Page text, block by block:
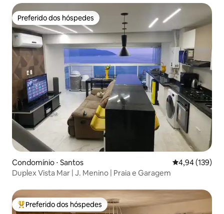
Preferido dos hóspedes
Preferido dos hóspedes
Condomínio ⋅ Santos 4,94 de uma
4,94 (139)
Duplex Vista Mar | J. Menino | Praia e Garagem
Entre os melhores preferidos dos hóspedes
Preferido dos hóspedes